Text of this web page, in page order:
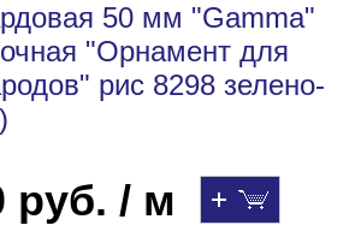
50 мм "Gamma"
"Орнамент для
рис 8298 зелено-
руб. / м